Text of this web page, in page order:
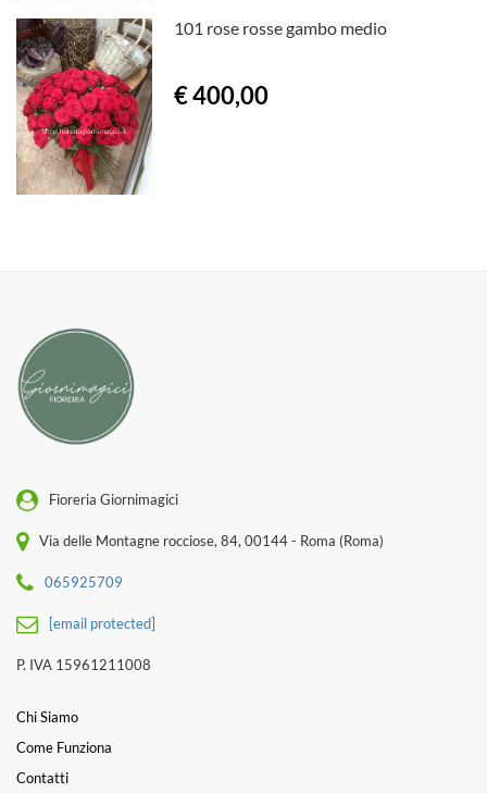
101 rose rosse gambo medio
€ 400,00
Fioreria Giornimagici
Via delle Montagne rocciose, 84, 00144 - Roma (Roma)
065925709
[email protected]
P. IVA 15961211008
Chi Siamo
Come Funziona
Contatti